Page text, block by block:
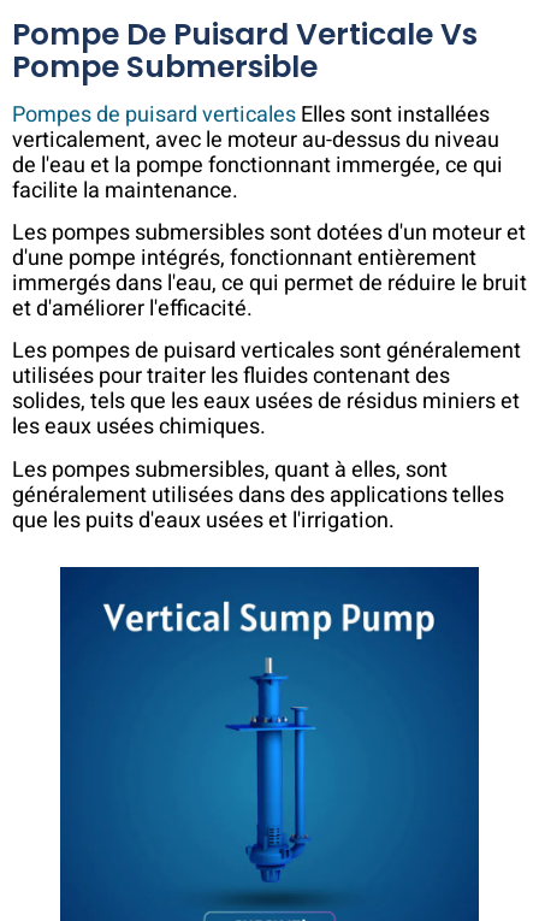
Pompe De Puisard Verticale Vs
Pompe Submersible
Pompes de puisard verticalesElles sont installées
verticalement, avec le moteur au-dessus du niveau
de l'eau et la pompe fonctionnant immergée, ce qui
facilite la maintenance.
Les pompes submersibles sont dotées d'un moteur et
d'une pompe intégrés, fonctionnant entièrement
immergés dans l'eau, ce qui permet de réduire le bruit
et d'améliorer l'efficacité.
Les pompes de puisard verticales sont généralement
utilisées pour traiter les fluides contenant des
solides, tels que les eaux usées de résidus miniers et
les eaux usées chimiques.
Les pompes submersibles, quant à elles, sont
généralement utilisées dans des applications telles
que les puits d'eaux usées et l'irrigation.